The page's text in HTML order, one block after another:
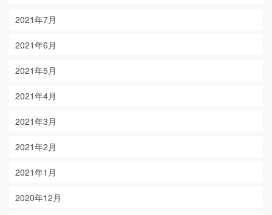
2021年7月
2021年6月
2021年5月
2021年4月
2021年3月
2021年2月
2021年1月
2020年12月